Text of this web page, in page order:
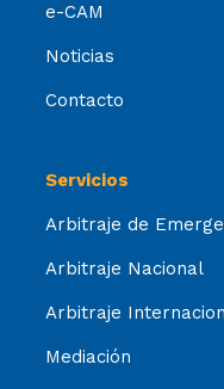
e-CAM
Noticias
Contacto
Servicios
Arbitraje de
Arbitraje Nacional
Arbitraje
Mediación